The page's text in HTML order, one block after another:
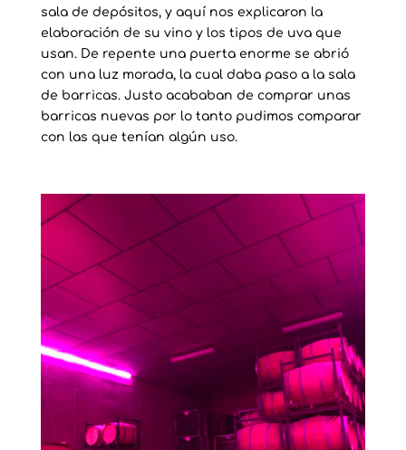
sala de depósitos, y aquí nos explicaron la
elaboración de su vino y los tipos de uva que
usan. De repente una puerta enorme se abrió
con una luz morada, la cual daba paso a la sala
de barricas. Justo acababan de comprar unas
barricas nuevas por lo tanto pudimos comparar
con las que tenían algún uso.